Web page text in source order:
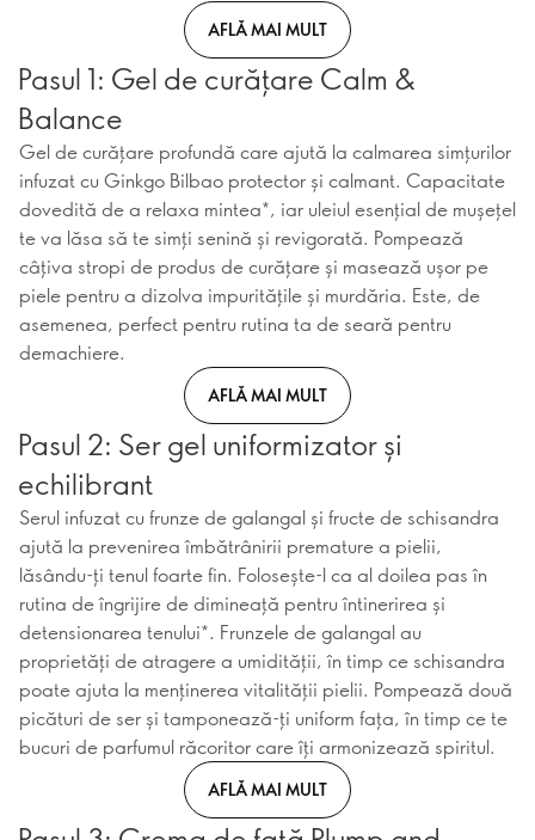
AFLĂ MAI MULT
Pasul 1: Gel de curățare Calm &
Balance
Gel de curățare profundă care ajută la calmarea simțurilor
infuzat cu Ginkgo Bilbao protector și calmant. Capacitate
dovedită de a relaxa mintea*, iar uleiul esențial de mușețel
te va lăsa să te simți senină și revigorată. Pompează
câțiva stropi de produs de curățare și masează ușor pe
piele pentru a dizolva impuritățile și murdăria. Este, de
asemenea, perfect pentru rutina ta de seară pentru
demachiere.
AFLĂ MAI MULT
Pasul 2: Ser gel uniformizator și
echilibrant
Serul infuzat cu frunze de galangal și fructe de schisandra
ajută la prevenirea îmbătrânirii premature a pielii,
lăsându-ți tenul foarte fin. Folosește-l ca al doilea pas în
rutina de îngrijire de dimineață pentru întinerirea și
detensionarea tenului*. Frunzele de galangal au
proprietăți de atragere a umidității, în timp ce schisandra
poate ajuta la menținerea vitalității pielii. Pompează două
picături de ser și tamponează-ți uniform fața, în timp ce te
bucuri de parfumul răcoritor care îți armonizează spiritul.
AFLĂ MAI MULT